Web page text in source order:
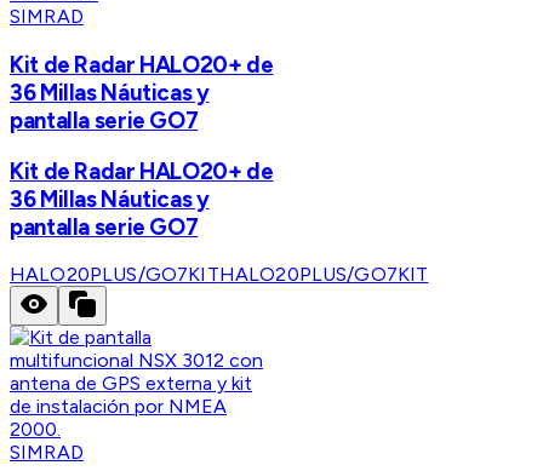
SIMRAD
Kit de Radar HALO20+ de
36 Millas Náuticas y
pantalla serie GO7
Kit de Radar HALO20+ de
36 Millas Náuticas y
pantalla serie GO7
HALO20PLUS/GO7KITHALO20PLUS/GO7KIT
SIMRAD